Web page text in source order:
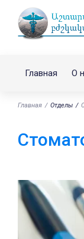
Главная О
Главная Отделы